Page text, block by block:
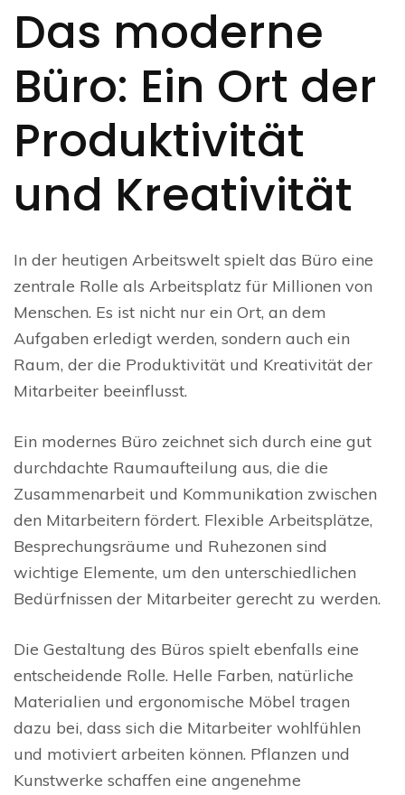
Das moderne
Büro: Ein Ort der
Produktivität
und Kreativität
In der heutigen Arbeitswelt spielt das Büro eine
zentrale Rolle als Arbeitsplatz für Millionen von
Menschen. Es ist nicht nur ein Ort, an dem
Aufgaben erledigt werden, sondern auch ein
Raum, der die Produktivität und Kreativität der
Mitarbeiter beeinflusst.
Ein modernes Büro zeichnet sich durch eine gut
durchdachte Raumaufteilung aus, die die
Zusammenarbeit und Kommunikation zwischen
den Mitarbeitern fördert. Flexible Arbeitsplätze,
Besprechungsräume und Ruhezonen sind
wichtige Elemente, um den unterschiedlichen
Bedürfnissen der Mitarbeiter gerecht zu werden.
Die Gestaltung des Büros spielt ebenfalls eine
entscheidende Rolle. Helle Farben, natürliche
Materialien und ergonomische Möbel tragen
dazu bei, dass sich die Mitarbeiter wohlfühlen
und motiviert arbeiten können. Pflanzen und
Kunstwerke schaffen eine angenehme